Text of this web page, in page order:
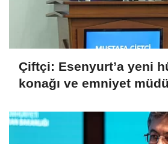
Çiftçi: Esenyurt’a yeni
konağı ve emniyet